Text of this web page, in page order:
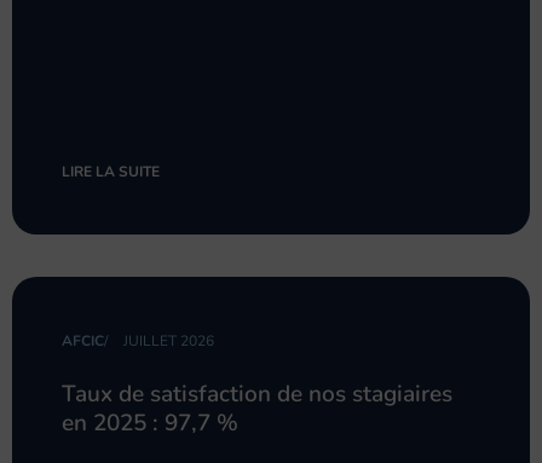
LIRE LA SUITE
AFCIC/ JUILLET 2026
Taux de satisfaction de nos stagiaires
en 2025 : 97,7 %